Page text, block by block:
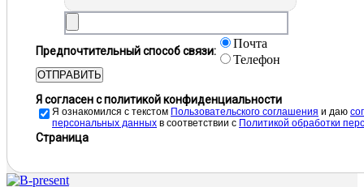
Предпочтительный способ связи:
Почта
Телефон
ОТПРАВИТЬ
Я согласен с политикой конфиденциальности
Я ознакомился с текстом Пользовательского соглашения и даю
персональных данных в соответствии с Политикой обработки
Страница